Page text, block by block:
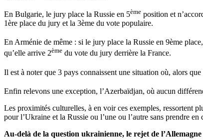
En Bulgarie, le jury place la Russie en 5ème position et
1ère place du jury et la 3ème du vote populaire.
En Arménie de même : si le jury place la Russie en 9ème
qu’elle arrive 2ème du vote du jury derrière la France.
Il est à noter que 3 pays connaissent une situation où, alors
Enfin relevons une exception, l’Azerbaïdjan, où aucun
Les proximités culturelles, à en voir ces exemples, ressortent
pour l’Ukraine et la Russie ou l’une ou l’autre sans prendre
Au-delà de la question ukrainienne, le rejet de l’Allemagne